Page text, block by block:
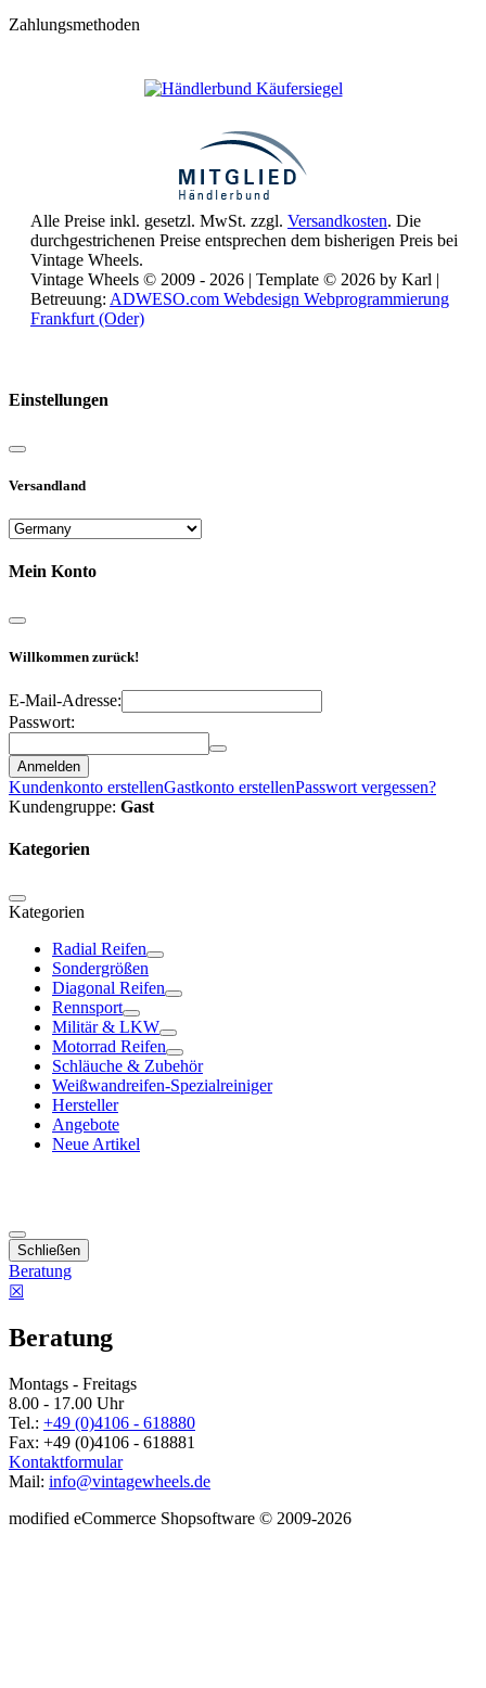
Zahlungsmethoden
Alle Preise inkl. gesetzl. MwSt. zzgl. Versandkosten. Die
durchgestrichenen Preise entsprechen dem bisherigen Preis bei
Vintage Wheels.
Vintage Wheels © 2009 - 2026 | Template © 2026 by Karl |
Betreuung: ADWESO.com Webdesign Webprogrammierung
Frankfurt (Oder)
Einstellungen
Versandland
Mein Konto
Willkommen zurück!
E-Mail-Adresse:
Passwort:
Anmelden
Kundenkonto erstellenGastkonto erstellenPasswort vergessen?
Kundengruppe: Gast
Kategorien
Kategorien
Radial Reifen
Sondergrößen
Diagonal Reifen
Rennsport
Militär & LKW
Motorrad Reifen
Schläuche & Zubehör
Weißwandreifen-Spezialreiniger
Hersteller
Angebote
Neue Artikel
Schließen
Beratung
☒
Beratung
Montags - Freitags
8.00 - 17.00 Uhr
Tel.: +49 (0)4106 - 618880
Fax: +49 (0)4106 - 618881
Kontaktformular
Mail: info@vintagewheels.de
modified eCommerce Shopsoftware © 2009-2026